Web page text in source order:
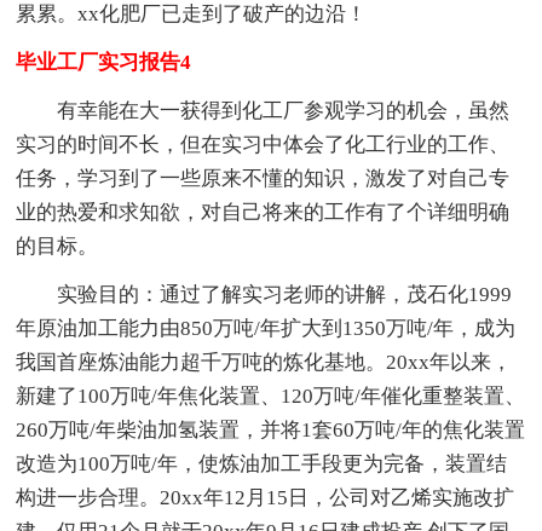
累累。xx化肥厂已走到了破产的边沿！
毕业工厂实习报告4
有幸能在大一获得到化工厂参观学习的机会，虽然
实习的时间不长，但在实习中体会了化工行业的工作、
任务，学习到了一些原来不懂的知识，激发了对自己专
业的热爱和求知欲，对自己将来的工作有了个详细明确
的目标。
实验目的：通过了解实习老师的讲解，茂石化1999
年原油加工能力由850万吨/年扩大到1350万吨/年，成为
我国首座炼油能力超千万吨的炼化基地。20xx年以来，
新建了100万吨/年焦化装置、120万吨/年催化重整装置、
260万吨/年柴油加氢装置，并将1套60万吨/年的焦化装置
改造为100万吨/年，使炼油加工手段更为完备，装置结
构进一步合理。20xx年12月15日，公司对乙烯实施改扩